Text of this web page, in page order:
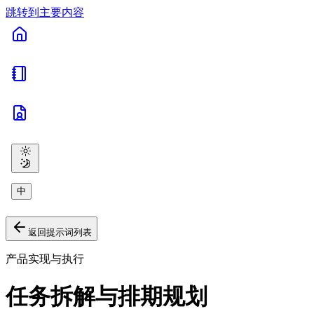
跳转到主要内容
中
返回提示词列表
产品实现与执行
任务拆解与排期规划